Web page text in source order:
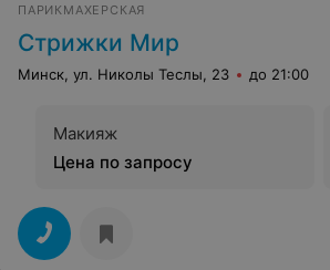
ПАРИКМАХЕРСКАЯ
Стрижки Мир
Минск, ул. Николы Теслы, 23 до 21:00
Макияж
Цена по запросу